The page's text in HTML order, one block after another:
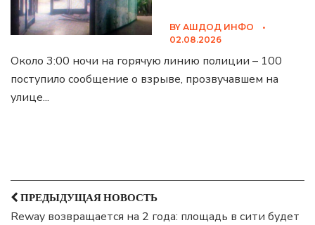
BY АШДОД ИНФО
•
02.08.2026
Около 3:00 ночи на горячую линию полиции – 100
поступило сообщение о взрыве, прозвучавшем на
улице...
ПРЕДЫДУЩАЯ НОВОСТЬ
Reway возвращается на 2 года: площадь в сити будет